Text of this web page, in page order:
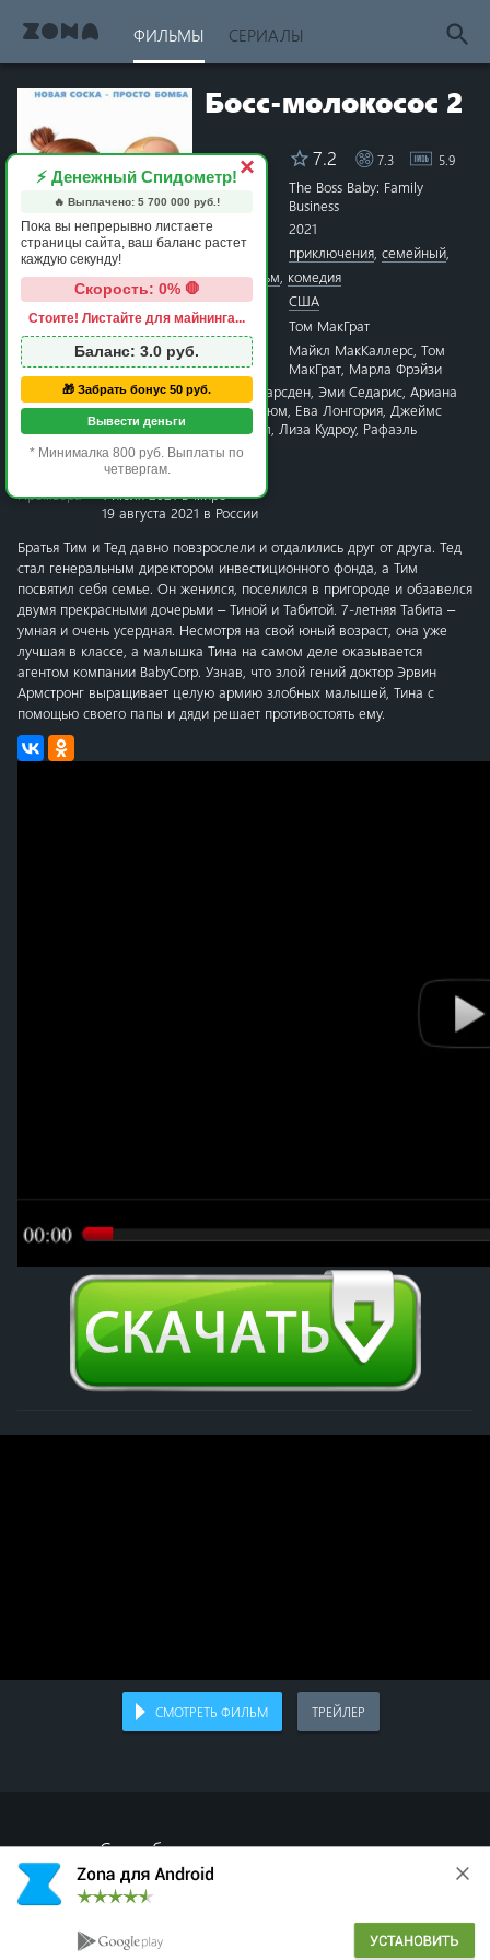
ФИЛЬМЫ СЕРИАЛЫ
10 stars
9 stars
8 stars
7 stars
6 stars
5 stars
4 stars
3 stars
2 stars
1 star
Босс-молокосос 2
Рейтинг 7.2 7.3 5.9
Название
The Boss Baby: Family
Business
Год
2021
Жанры
приключения семейный
мультфильм комедия
Страна
США
Режиссёр
Том МакГрат
Сценарий
Майкл МакКаллерс Том
МакГрат Марла Фрэйзи
Актёры
Алек Болдуин,Джеймс Марсден Эми Седарис Ариана
Гринблатт,Джефф Голдблюм Ева Лонгория Джеймс
МакГрат,Джимми Киммел Лиза Кудроу, Рафаэль
Алехандро
1 час 48 минут
Премьера
1 июля 2021 в мире
19 августа 2021 в России
Братья Тим и Тед давно повзрослели и отдалились друг от друга. Тед
стал генеральным директором инвестиционного фонда, а Тим
посвятил себя семье. Он женился, поселился в пригороде и обзавелся
двумя прекрасными дочерьми – Тиной и Табитой. 7-летняя Табита –
умная и очень усердная. Несмотря на свой юный возраст, она уже
лучшая в классе, а малышка Тина на самом деле оказывается
агентом компании BabyCorp. Узнав, что злой гений доктор Эрвин
Армстронг выращивает целую армию злобных малышей, Тина с
помощью своего папы и дяди решает противостоять ему.
СМОТРЕТЬ ФИЛЬМ ТРЕЙЛЕР
Спасибо, что делитесь с друзьями
×
⚡ Денежный Спидометр!
🔥 Выплачено: 5 700 000 руб.!
Пока вы непрерывно листаете
страницы сайта, ваш баланс растет
каждую секунду!
Скорость: 0% 🛑
Стоите! Листайте для майнинга...
Баланс: 3.0 руб.
🎁 Забрать бонус 50 руб.
Вывести деньги
* Минималка 800 руб. Выплаты по
четвергам.